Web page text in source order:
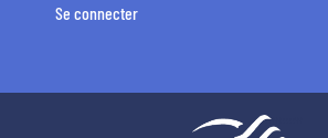
Se connecter